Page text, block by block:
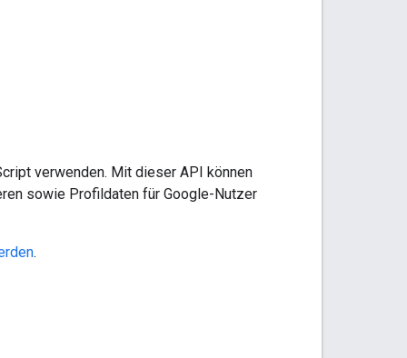
verwenden. Mit dieser API können
sowie Profildaten für Google-Nutzer
.